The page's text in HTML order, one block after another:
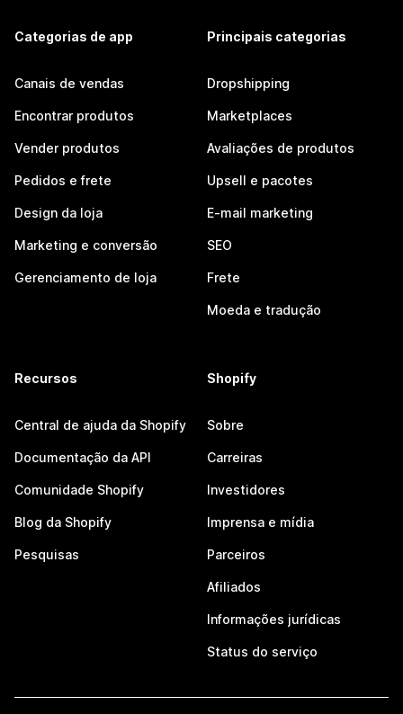
Categorias de app
Canais de vendas
Encontrar produtos
Vender produtos
Pedidos e frete
Design da loja
Marketing e conversão
Gerenciamento de loja
Principais categorias
Dropshipping
Marketplaces
Avaliações de produtos
Upsell e pacotes
E-mail marketing
SEO
Frete
Moeda e tradução
Recursos
Central de ajuda da Shopify
Documentação da API
Comunidade Shopify
Blog da Shopify
Pesquisas
Shopify
Sobre
Carreiras
Investidores
Imprensa e mídia
Parceiros
Afiliados
Informações jurídicas
Status do serviço